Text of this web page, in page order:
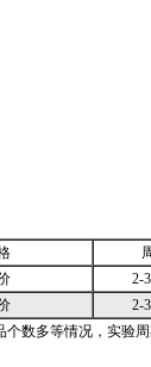
2-
2-
个数多等情况，实验